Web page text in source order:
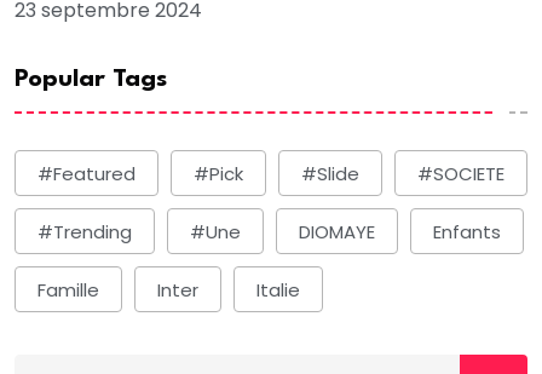
23 septembre 2024
Popular Tags
#Featured #Pick #Slide #SOCIETE
#Trending #une DIOMAYE Enfants
Famille Inter Italie